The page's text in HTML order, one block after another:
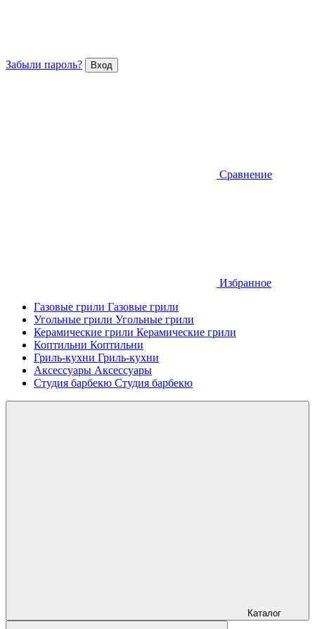
Забыли пароль?
Сравнение
Избранное
Газовые грили Газовые грили
Угольные грили Угольные грили
Керамические грили Керамические грили
Коптильни Коптильни
Гриль-кухни Гриль-кухни
Аксессуары Аксессуары
Студия барбекю Студия барбекю
Каталог